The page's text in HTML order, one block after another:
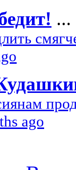
...
ago